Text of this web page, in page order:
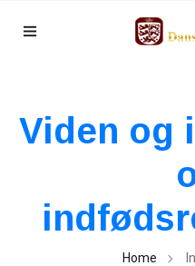
Viden og
Home